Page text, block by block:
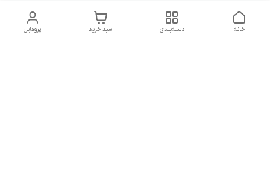
پروفایل سبد خرید دسته‌بندی خانه